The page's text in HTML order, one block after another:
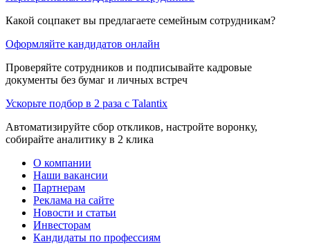
Какой соцпакет вы предлагаете семейным сотрудникам?
Оформляйте кандидатов онлайн
Проверяйте сотрудников и подписывайте кадровые
документы без бумаг и личных встреч
Ускорьте подбор в 2 раза с Talantix
Автоматизируйте сбор откликов, настройте воронку,
собирайте аналитику в 2 клика
О компании
Наши вакансии
Партнерам
Реклама на сайте
Новости и статьи
Инвесторам
Кандидаты по профессиям